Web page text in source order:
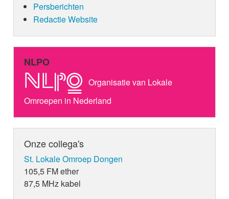
Persberichten
Redactie Website
NLPO
Organisatie van Lokale
Omroepen in Nederland
Onze collega's
St. Lokale Omroep Dongen
105,5 FM ether
87,5 MHz kabel